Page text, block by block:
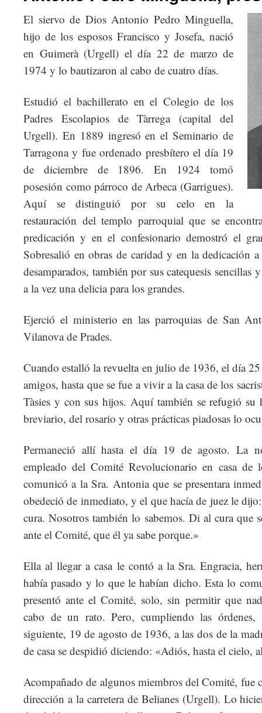
El siervo de Dios Antonio Pedro Minguella,
hijo de los esposos Francisco y Josefa, nació
en Guimerà (Urgell) el día 22 de marzo de
1974 y lo bautizaron al cabo de cuatro días.
Estudió el bachillerato en el Colegio de los
Padres Escolapios de Tàrrega (capital del
Urgell). En 1889 ingresó en el Seminario de
Tarragona y fue ordenado presbítero el día 19
de diciembre de 1896. En 1924 tomó
posesión como párroco de Arbeca (Garrigues).
Aquí se distinguió por su celo en la
restauración del templo parroquial que se
predicación y en el confesionario demostró el
Sobresalió en obras de caridad y en la dedicación
desamparados, también por sus catequesis
a la vez una delicia para los grandes.
Ejerció el ministerio en las parroquias de San
Vilanova de Prades.
Cuando estalló la revuelta en julio de 1936, el día
amigos, hasta que se fue a vivir a la casa de los
Tàsies y con sus hijos. Aquí también se refugió su
breviario, del rosario y otras prácticas piadosas lo
Permaneció allí hasta el día 19 de agosto. La
empleado del Comité Revolucionario en casa de
comunicó a la Sra. Antonia que se presentara
obedeció de inmediato, y el que hacía de juez le
cura. Nosotros también lo sabemos. Di al cura que
ante el Comité, que él ya sabe porque.»
Ella al llegar a casa le contó a la Sra. Engracia,
había pasado y lo que le habían dicho. Esta lo
presentó ante el Comité, solo, sin permitir que
cabo de un rato. Pero, cumpliendo las
siguiente, 19 de agosto de 1936, a las dos de la
de casa se despidió diciendo: «Adiós, hasta el cielo,
Acompañado de algunos miembros del Comité, fue
dirección a la carretera de Belianes (Urgell). Lo